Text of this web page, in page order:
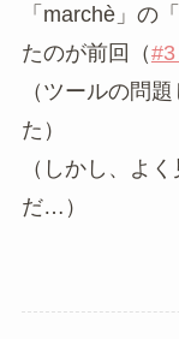
「marchè」の
たのが前回（
（ツールの問
た）
（しかし、よ
だ…）